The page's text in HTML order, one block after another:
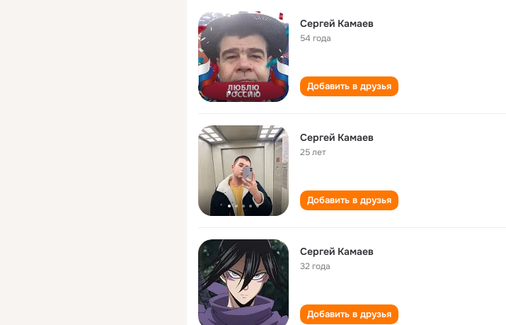
Сергей Камаев
54 года
Добавить в друзья
Сергей Камаев
25 лет
Добавить в друзья
Сергей Камаев
32 года
Добавить в друзья